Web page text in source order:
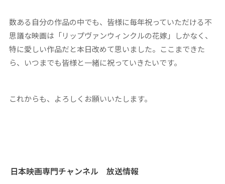
数ある自分の作品の中でも、皆様に毎年祝っていただける不
思議な映画は「リップヴァンウィンクルの花嫁」しかなく、
特に愛しい作品だと本日改めて思いました。ここまできた
ら、いつまでも皆様と一緒に祝っていきたいです。
これからも、よろしくお願いいたします。
日本映画専門チャンネル 放送情報